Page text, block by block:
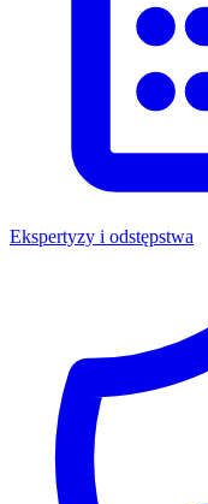
Ekspertyzy i odstępstwa